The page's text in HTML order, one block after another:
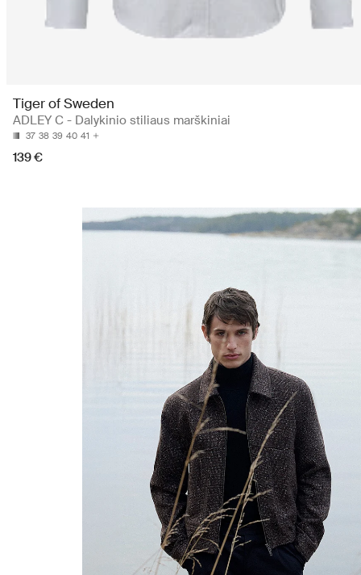
Tiger of Sweden
ADLEY C - Dalykinio stiliaus marškiniai
37 38 39 40 41
139 €